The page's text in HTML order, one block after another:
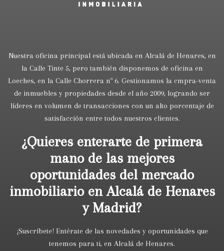
Nuestra oficina principal está ubicada en Alcalá de Henares, en
la Calle Tinte 5, pero también disponemos de oficina en
Loeches, en la Calle Chorrera nº 6. Gestionamos la cmpra-venta
de inmuebles y propiedades desde el año 2009, logrando ser
líderes en volumen de transacciones con un alto porcentaje de
satisfacción entre todos nuestros clientes.
¿Quieres enterarte de primera
mano de las mejores
oportunidades del mercado
inmobiliario en Alcalá de Henares
y Madrid?
¡Suscríbete! Entérate de las novedades y oportunidades que
tenemos para ti, en Alcalá de Henares.